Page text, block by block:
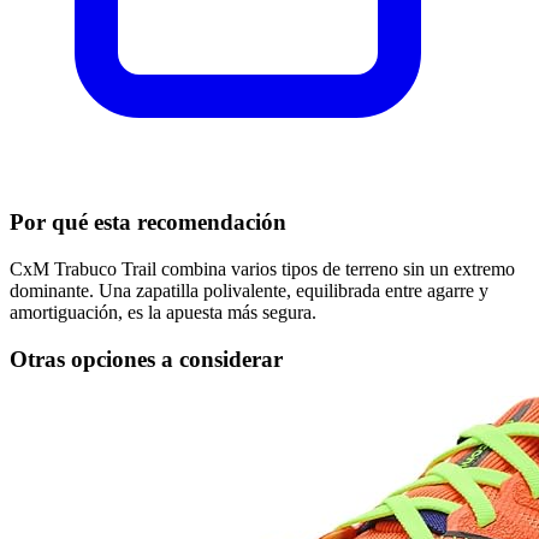
Por qué esta recomendación
CxM Trabuco Trail combina varios tipos de terreno sin un extremo
dominante. Una zapatilla polivalente, equilibrada entre agarre y
amortiguación, es la apuesta más segura.
Otras opciones a considerar